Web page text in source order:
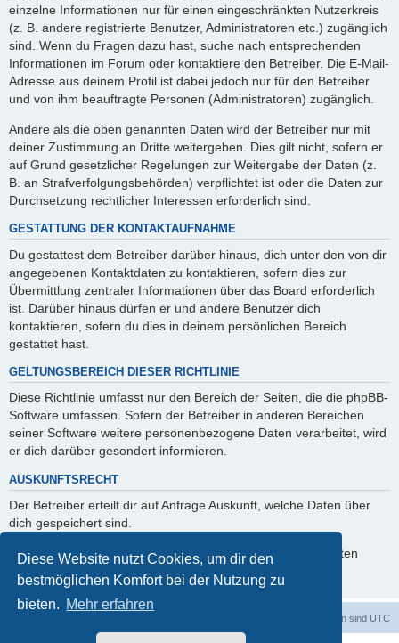
Diese Website nutzt Cookies, um dir den
bestmöglichen Komfort bei der Nutzung zu
bieten. Mehr erfahren
einzelne Informationen nur für einen eingeschränkten Nutzerkreis
(z. B. andere registrierte Benutzer, Administratoren etc.) zugänglich
sind. Wenn du Fragen dazu hast, suche nach entsprechenden
Informationen im Forum oder kontaktiere den Betreiber. Die E-Mail-
Adresse aus deinem Profil ist dabei jedoch nur für den Betreiber
und von ihm beauftragte Personen (Administratoren) zugänglich.
Andere als die oben genannten Daten wird der Betreiber nur mit
deiner Zustimmung an Dritte weitergeben. Dies gilt nicht, sofern er
auf Grund gesetzlicher Regelungen zur Weitergabe der Daten (z.
B. an Strafverfolgungsbehörden) verpflichtet ist oder die Daten zur
Durchsetzung rechtlicher Interessen erforderlich sind.
GESTATTUNG DER KONTAKTAUFNAHME
Du gestattest dem Betreiber darüber hinaus, dich unter den von dir
angegebenen Kontaktdaten zu kontaktieren, sofern dies zur
Übermittlung zentraler Informationen über das Board erforderlich
ist. Darüber hinaus dürfen er und andere Benutzer dich
kontaktieren, sofern du dies in deinem persönlichen Bereich
gestattet hast.
GELTUNGSBEREICH DIESER RICHTLINIE
Diese Richtlinie umfasst nur den Bereich der Seiten, die die phpBB-
Software umfassen. Sofern der Betreiber in anderen Bereichen
seiner Software weitere personenbezogene Daten verarbeitet, wird
er dich darüber gesondert informieren.
AUSKUNFTSRECHT
Der Betreiber erteilt dir auf Anfrage Auskunft, welche Daten über
dich gespeichert sind.
Du kannst jederzeit die Löschung bzw. Sperrung deiner Daten
verlangen. Kontaktiere hierzu bitte den Betreiber.
Alle Zeiten sind UTC